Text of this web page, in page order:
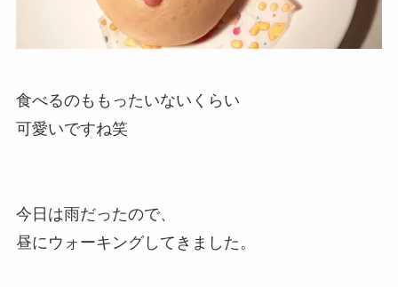
食べるのももったいないくらい
可愛いですね笑
今日は雨だったので、
昼にウォーキングしてきました。